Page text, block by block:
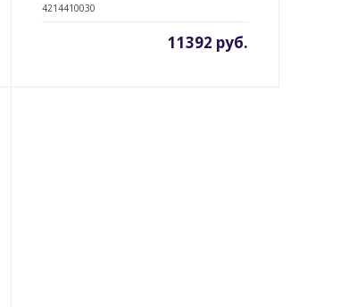
4214410030
11392 руб.